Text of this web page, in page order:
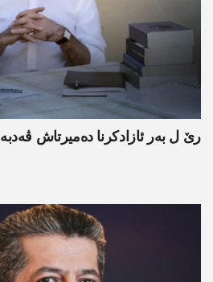
رێ ل بەر ئازادکرنا دەمیرتاش ڤەدبە